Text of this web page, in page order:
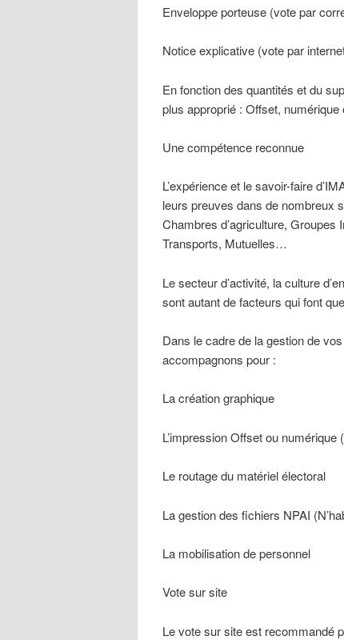
Enveloppe porteuse (vote par
Notice explicative (vote par
En fonction des quantités et du
plus approprié : Offset, numérique
Une compétence reconnue
L’expérience et le savoir-faire
leurs preuves dans de nombreux
Chambres d’agriculture,
Transports, Mutuelles…
Le secteur d’activité, la culture
sont autant de facteurs qui font
Dans le cadre de la gestion de
accompagnons pour :
La création graphique
L’impression Offset ou numérique
Le routage du matériel électoral
La gestion des fichiers NPAI
La mobilisation de personnel
Vote sur site
Le vote sur site est recommandé